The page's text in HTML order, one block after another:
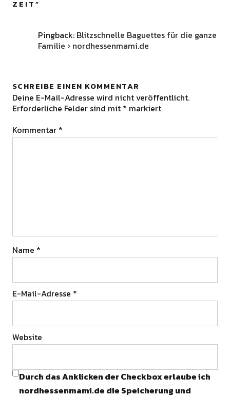
ZEIT”
Pingback: Blitzschnelle Baguettes für die ganze
Familie › nordhessenmami.de
SCHREIBE EINEN KOMMENTAR
Deine E-Mail-Adresse wird nicht veröffentlicht.
Erforderliche Felder sind mit * markiert
Kommentar *
Name *
E-Mail-Adresse *
Website
Durch das Anklicken der Checkbox erlaube ich
nordhessenmami.de die Speicherung und